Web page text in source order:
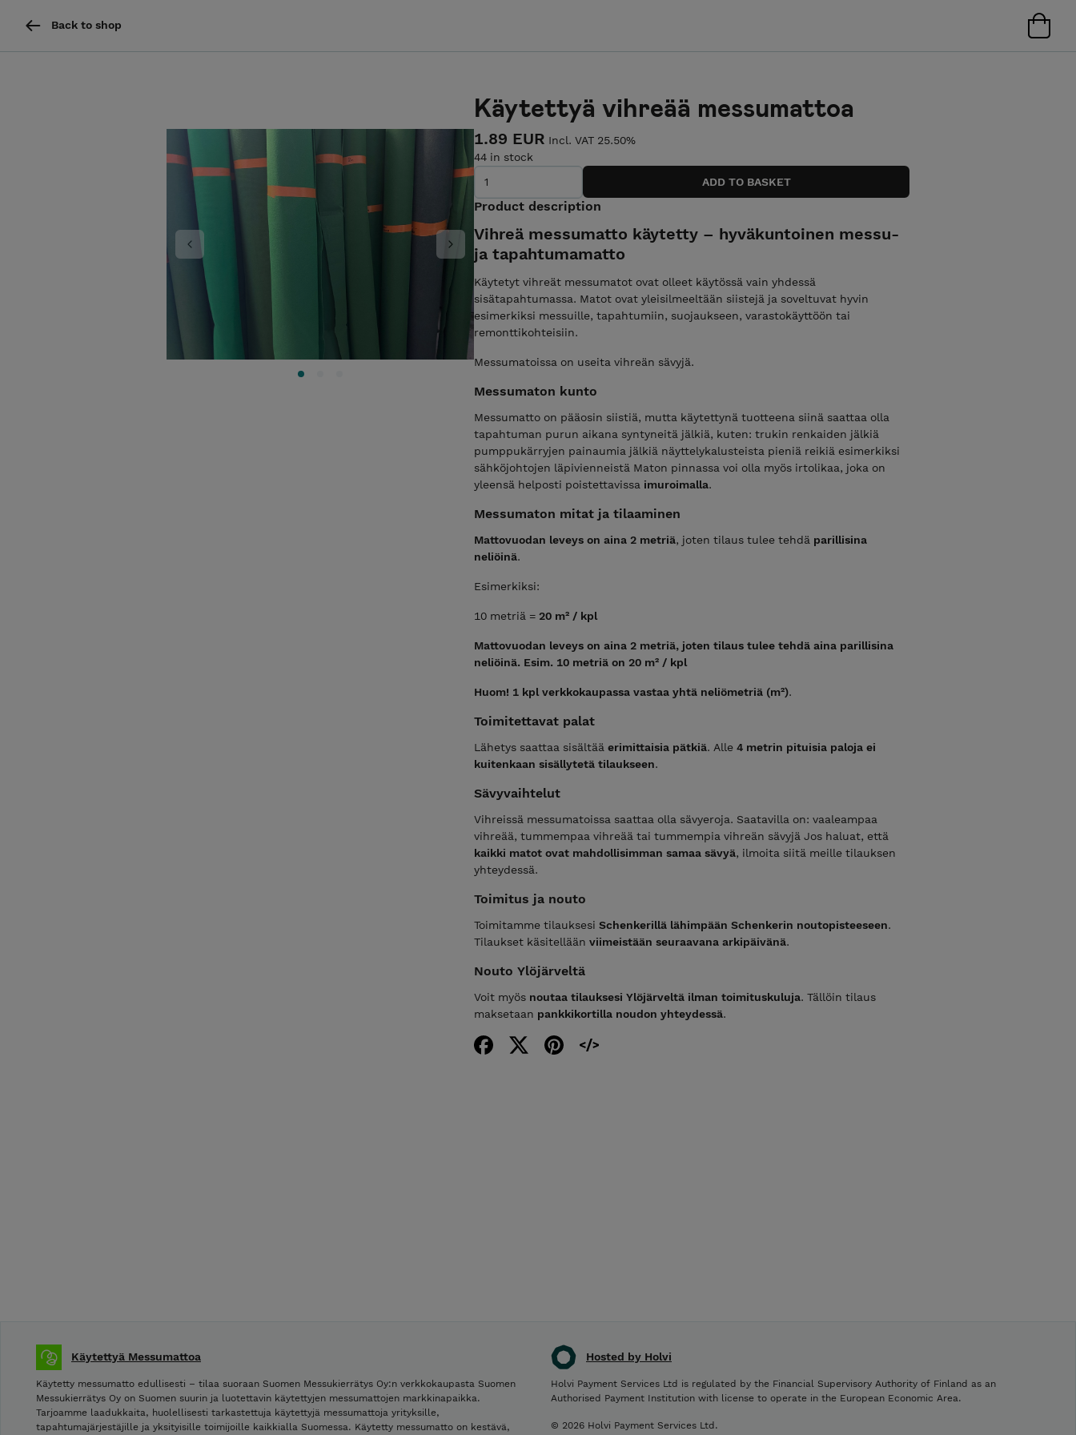
Back to shop
Previous Next
Käytettyä vihreää messumattoa
1.89 EUR Incl. VAT 25.50%
44 in stock
Product description
Vihreä messumatto käytetty – hyväkuntoinen messu-
ja tapahtumamatto
Käytetyt vihreät messumatot ovat olleet käytössä vain yhdessä
sisätapahtumassa. Matot ovat yleisilmeeltään siistejä ja soveltuvat hyvin
esimerkiksi messuille, tapahtumiin, suojaukseen, varastokäyttöön tai
remonttikohteisiin.
Messumatoissa on useita vihreän sävyjä.
Messumaton kunto
Messumatto on pääosin siistiä, mutta käytettynä tuotteena siinä saattaa olla
tapahtuman purun aikana syntyneitä jälkiä, kuten: trukin renkaiden jälkiä
pumppukärryjen painaumia jälkiä näyttelykalusteista pieniä reikiä esimerkiksi
sähköjohtojen läpivienneistä Maton pinnassa voi olla myös irtolikaa, joka on
yleensä helposti poistettavissa imuroimalla.
Messumaton mitat ja tilaaminen
Mattovuodan leveys on aina 2 metriä, joten tilaus tulee tehdä parillisina
neliöinä.
Esimerkiksi:
10 metriä = 20 m² / kpl
Mattovuodan leveys on aina 2 metriä, joten tilaus tulee tehdä aina parillisina
neliöinä. Esim. 10 metriä on 20 m² / kpl
Huom! 1 kpl verkkokaupassa vastaa yhtä neliömetriä (m²).
Toimitettavat palat
Lähetys saattaa sisältää erimittaisia pätkiä. Alle 4 metrin pituisia paloja ei
kuitenkaan sisällytetä tilaukseen.
Sävyvaihtelut
Vihreissä messumatoissa saattaa olla sävyeroja. Saatavilla on: vaaleampaa
vihreää, tummempaa vihreää tai tummempia vihreän sävyjä Jos haluat, että
kaikki matot ovat mahdollisimman samaa sävyä, ilmoita siitä meille tilauksen
yhteydessä.
Toimitus ja nouto
Toimitamme tilauksesi Schenkerillä lähimpään Schenkerin noutopisteeseen.
Tilaukset käsitellään viimeistään seuraavana arkipäivänä.
Nouto Ylöjärveltä
Voit myös noutaa tilauksesi Ylöjärveltä ilman toimituskuluja. Tällöin tilaus
maksetaan pankkikortilla noudon yhteydessä.
Hosted by Holvi
Holvi Payment Services Ltd is regulated by the Financial Supervisory Authority of Finland as an
Authorised Payment Institution with license to operate in the European Economic Area.
© 2026 Holvi Payment Services Ltd.
Käytettyä Messumattoa
Käytetty messumatto edullisesti – tilaa suoraan Suomen Messukierrätys Oy:n verkkokaupasta Suomen
Messukierrätys Oy on Suomen suurin ja luotettavin käytettyjen messumattojen markkinapaikka.
Tarjoamme laadukkaita, huolellisesti tarkastettuja käytettyjä messumattoja yrityksille,
tapahtumajärjestäjille ja yksityisille toimijoille kaikkialla Suomessa. Käytetty messumatto on kestävä,